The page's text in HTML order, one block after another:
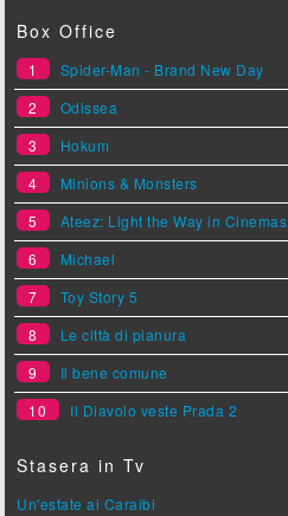
Box Office
1
Spider-Man - Brand New Day
2
Odissea
3
Hokum
4
Minions & Monsters
5
Ateez: Light the Way in Cinemas
6
Michael
7
Toy Story 5
8
Le città di pianura
9
Il bene comune
10
Il Diavolo veste Prada 2
Stasera in Tv
Un'estate ai Caraibi